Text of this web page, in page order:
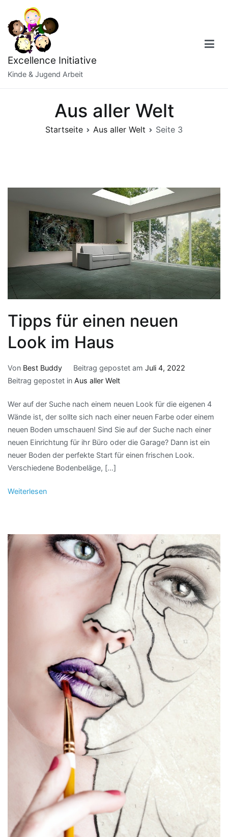
Inhalt
springen
Excellence Initiative
Kinde & Jugend Arbeit
Aus aller Welt
Startseite Aus aller Welt Seite 3
Tipps für einen neuen
Look im Haus
Von Best Buddy Beitrag gepostet am Juli 4, 2022
Beitrag gepostet in Aus aller Welt
Wer auf der Suche nach einem neuen Look für die eigenen 4
Wände ist, der sollte sich nach einer neuen Farbe oder einem
neuen Boden umschauen! Sind Sie auf der Suche nach einer
neuen Einrichtung für ihr Büro oder die Garage? Dann ist ein
neuer Boden der perfekte Start für einen frischen Look.
Verschiedene Bodenbeläge, […]
Weiterlesen